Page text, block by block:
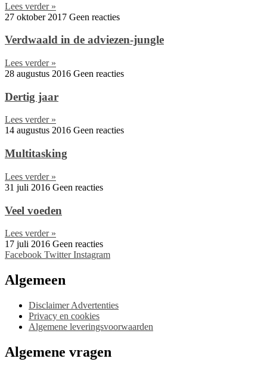
Lees verder »
27 oktober 2017 Geen reacties
Verdwaald in de adviezen-jungle
Lees verder »
28 augustus 2016 Geen reacties
Dertig jaar
Lees verder »
14 augustus 2016 Geen reacties
Multitasking
Lees verder »
31 juli 2016 Geen reacties
Veel voeden
Lees verder »
17 juli 2016 Geen reacties
Facebook Twitter Instagram
Algemeen
Disclaimer Advertenties
Privacy en cookies
Algemene leveringsvoorwaarden
Algemene vragen